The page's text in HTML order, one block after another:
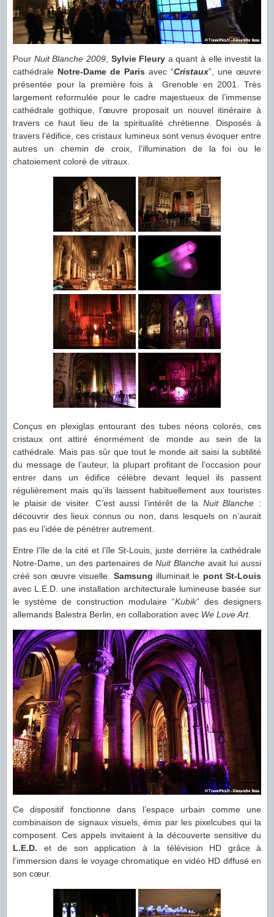
Pour Nuit Blanche 2009, Sylvie Fleury a quant à elle investit la
cathédrale Notre-Dame de Paris avec “Cristaux”, une œuvre
présentée pour la première fois à Grenoble en 2001. Très
largement reformulée pour le cadre majestueux de l’immense
cathédrale gothique, l’œuvre proposait un nouvel itinéraire à
travers ce haut lieu de la spiritualité chrétienne. Disposés à
travers l’édifice, ces cristaux lumineux sont venus évoquer entre
autres un chemin de croix, l’illumination de la foi ou le
chatoiement coloré de vitraux.
Conçus en plexiglas entourant des tubes néons colorés, ces
cristaux ont attiré énormément de monde au sein de la
cathédrale. Mais pas sûr que tout le monde ait saisi la subtilité
du message de l’auteur, la plupart profitant de l’occasion pour
entrer dans un édifice célèbre devant lequel ils passent
régulièrement mais qu’ils laissent habituellement aux touristes
le plaisir de visiter. C’est aussi l’intérêt de la Nuit Blanche :
découvrir des lieux connus ou non, dans lesquels on n’aurait
pas eu l’idée de pénétrer autrement.
Entre l’île de la cité et l’île St-Louis, juste derrière la cathédrale
Notre-Dame, un des partenaires deNuit Blanche avait lui aussi
créé son œuvre visuelle. Samsung illuminait le pont St-Louis
avec L.E.D. une installation architecturale lumineuse basée sur
le système de construction modulaire “Kubik” des designers
allemands Balestra Berlin, en collaboration avec We Love Art.
Ce dispositif fonctionne dans l’espace urbain comme une
combinaison de signaux visuels, émis par les pixelcubes qui la
composent. Ces appels invitaient à la découverte sensitive du
L.E.D. et de son application à la télévision HD grâce à
l’immersion dans le voyage chromatique en vidéo HD diffusé en
son cœur.